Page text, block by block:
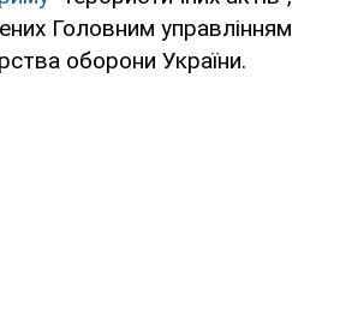
Головним управлінням
оборони України.